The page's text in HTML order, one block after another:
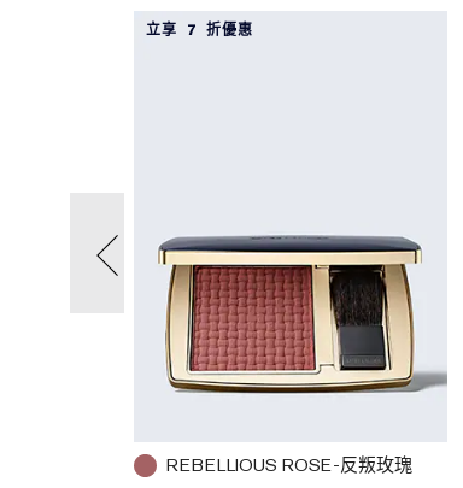
立享 7 折優惠
REBELLIOUS ROSE-反叛玫瑰